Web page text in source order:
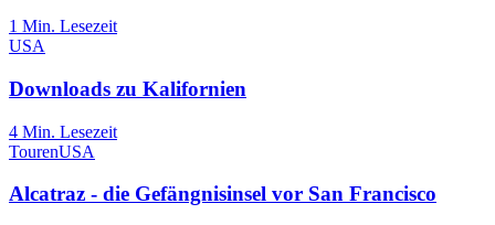
1 Min. Lesezeit
USA
Downloads zu Kalifornien
4 Min. Lesezeit
TourenUSA
Alcatraz - die Gefängnisinsel vor San Francisco